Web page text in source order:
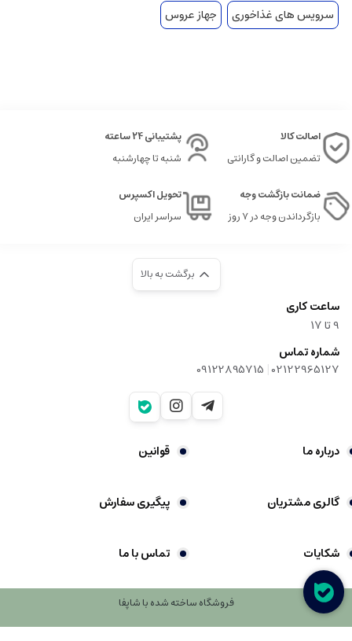
سرویس های غذاخوری
جهاز عروس
اصالت کالا
تضمین اصالت و گارانتی
پشتیبانی 24 ساعته
شنبه تا چهارشنبه
ضمانت بازگشت وجه
بازگرداندن وجه در ۷ روز
تحویل اکسپرس
سراسر ایران
برگشت به بالا
ساعت کاری
9‌ تا ۱۷
شماره تماس
02122965127
|
09122895715
درباره ما قوانین
گالری مشتریان پیگیری سفارش
شکایات تماس با ما
فروشگاه ساخته شده با شاپفا